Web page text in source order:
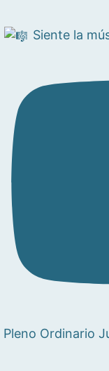
Siente la
Pleno Ordinario